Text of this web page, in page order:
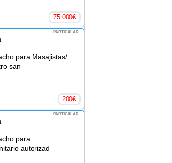
75.000€
PARTICULAR
para Masajistas/
san
200€
PARTICULAR
para
autorizad